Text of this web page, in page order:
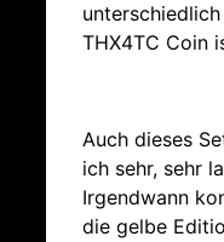
THX4TC Coin
Auch dieses
ich sehr, sehr
Irgendwann
die gelbe